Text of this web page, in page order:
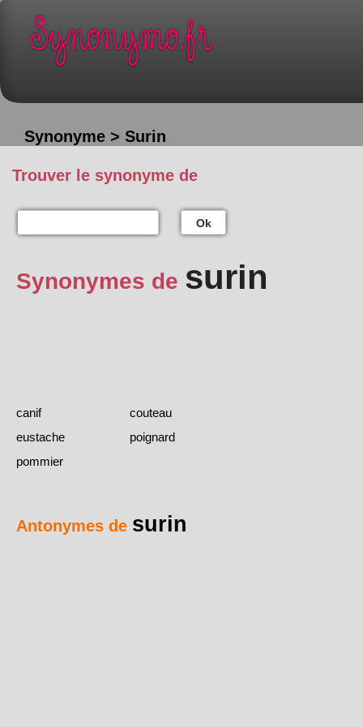
Synonyme > Surin
Trouver le synonyme de
Ok
Synonymes de surin
canif
couteau
eustache
poignard
pommier
Antonymes de surin